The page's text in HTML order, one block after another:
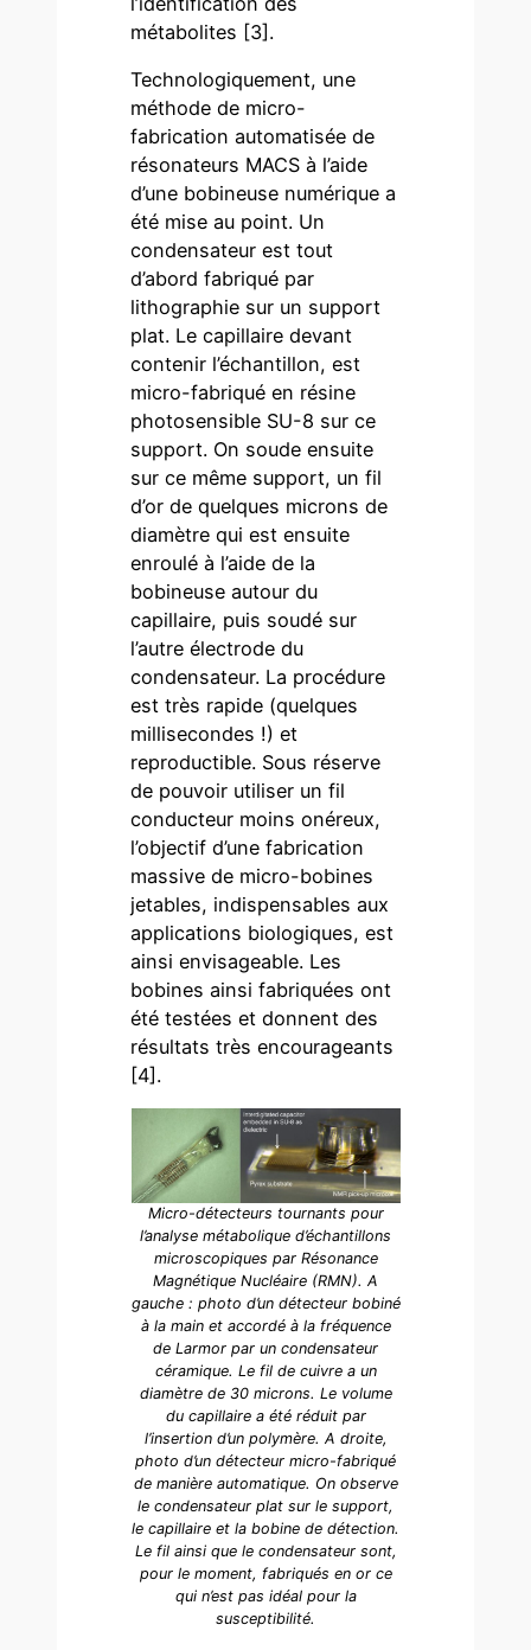
métabolites [3].
Technologiquement, une
méthode de micro-
fabrication automatisée de
résonateurs MACS à l’aide
d’une bobineuse numérique a
été mise au point. Un
condensateur est tout
d’abord fabriqué par
lithographie sur un support
plat. Le capillaire devant
contenir l’échantillon, est
micro-fabriqué en résine
photosensible SU-8 sur ce
support. On soude ensuite
sur ce même support, un fil
d’or de quelques microns de
diamètre qui est ensuite
enroulé à l’aide de la
bobineuse autour du
capillaire, puis soudé sur
l’autre électrode du
condensateur. La procédure
est très rapide (quelques
millisecondes !) et
reproductible. Sous réserve
de pouvoir utiliser un fil
conducteur moins onéreux,
l’objectif d’une fabrication
massive de micro-bobines
jetables, indispensables aux
applications biologiques, est
ainsi envisageable. Les
bobines ainsi fabriquées ont
été testées et donnent des
résultats très encourageants
[4].
Micro-détecteurs tournants pour
l’analyse métabolique d’échantillons
microscopiques par Résonance
Magnétique Nucléaire (RMN). A
gauche : photo d’un détecteur bobiné
à la main et accordé à la fréquence
de Larmor par un condensateur
céramique. Le fil de cuivre a un
diamètre de 30 microns. Le volume
du capillaire a été réduit par
l’insertion d’un polymère. A droite,
photo d’un détecteur micro-fabriqué
de manière automatique. On observe
le condensateur plat sur le support,
le capillaire et la bobine de détection.
Le fil ainsi que le condensateur sont,
pour le moment, fabriqués en or ce
qui n’est pas idéal pour la
susceptibilité.